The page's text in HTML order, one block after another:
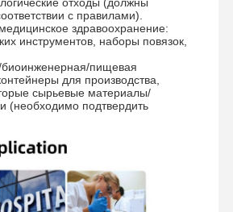
с правилами).
здравоохранение:
инструментов, наборы повязок,
пищевая
для производства,
сырьевые материалы/
(необходимо подтвердить